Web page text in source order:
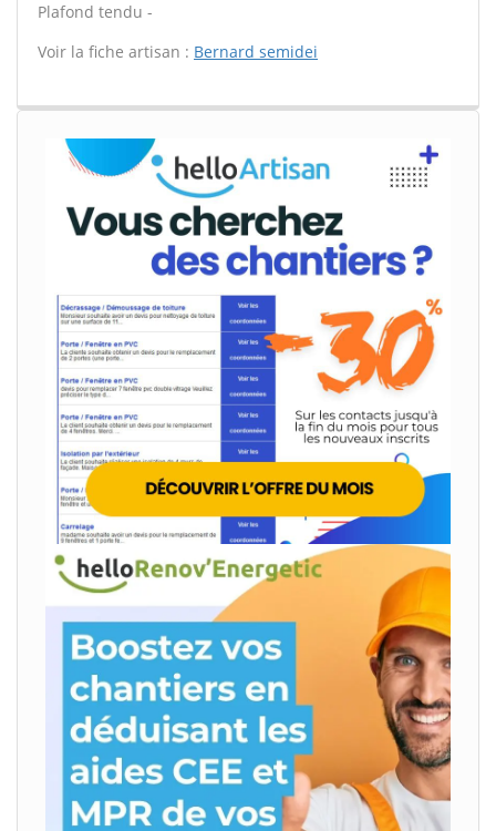
Plafond tendu -
Voir la fiche artisan : Bernard semidei